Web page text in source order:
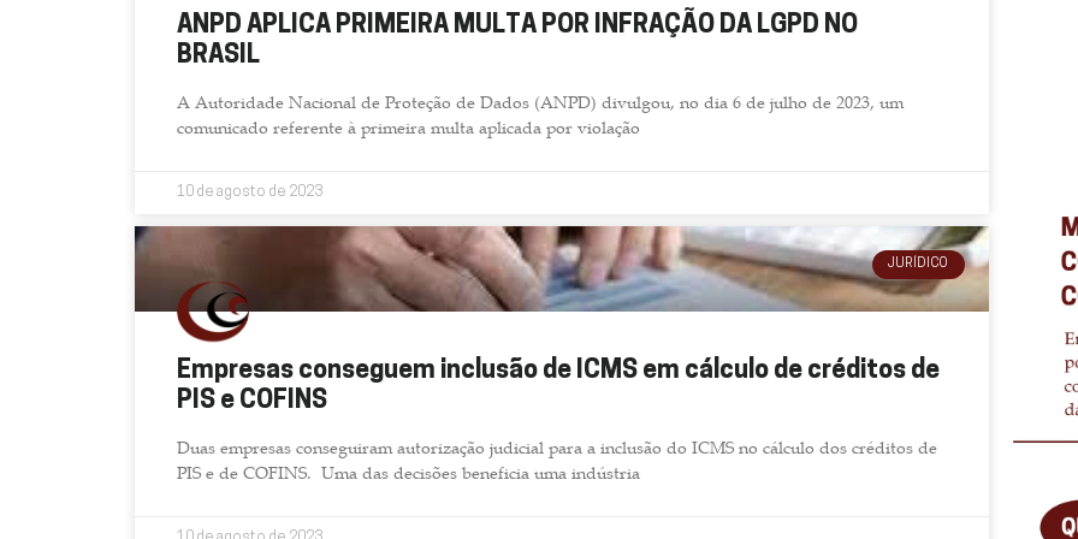
ANPD APLICA PRIMEIRA MULTA POR INFRAÇÃO DA LGPD NO
BRASIL
A Autoridade Nacional de Proteção de Dados (ANPD) divulgou, no dia 6 de julho de 2023, um
comunicado referente à primeira multa aplicada por violação
10 de agosto de 2023
JURÍDICO
Empresas conseguem inclusão de ICMS em cálculo de créditos de
PIS e COFINS
Duas empresas conseguiram autorização judicial para a inclusão do ICMS no cálculo dos créditos de
PIS e de COFINS. Uma das decisões beneficia uma indústria
Fernando Henrique
CEO - Reta Logística E Transporte Eirelli
Cátia Vianna Colla